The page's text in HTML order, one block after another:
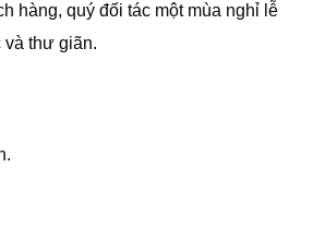
hàng, quý đối tác một mùa nghỉ lễ
và thư giãn.